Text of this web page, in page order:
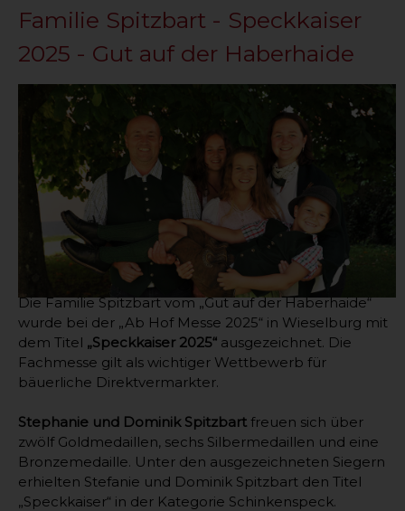
Familie Spitzbart - Speckkaiser
2025 - Gut auf der Haberhaide
Die Familie Spitzbart vom „Gut auf der Haberhaide“
wurde bei der „Ab Hof Messe 2025“ in Wieselburg mit
dem Titel „Speckkaiser 2025“ ausgezeichnet. Die
Fachmesse gilt als wichtiger Wettbewerb für
bäuerliche Direktvermarkter.
Stephanie und Dominik Spitzbart freuen sich über
zwölf Goldmedaillen, sechs Silbermedaillen und eine
Bronzemedaille. Unter den ausgezeichneten Siegern
erhielten Stefanie und Dominik Spitzbart den Titel
„Speckkaiser“ in der Kategorie Schinkenspeck.